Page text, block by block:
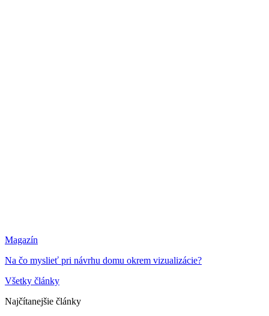
Magazín
Na čo myslieť pri návrhu domu okrem vizualizácie?
Všetky články
Najčítanejšie články